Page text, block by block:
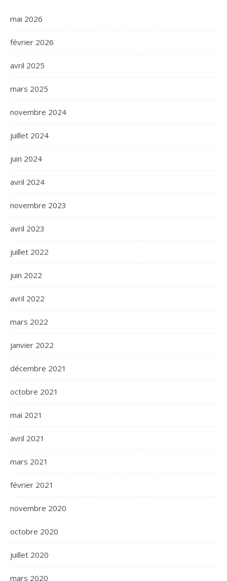
mai 2026
février 2026
avril 2025
mars 2025
novembre 2024
juillet 2024
juin 2024
avril 2024
novembre 2023
avril 2023
juillet 2022
juin 2022
avril 2022
mars 2022
janvier 2022
décembre 2021
octobre 2021
mai 2021
avril 2021
mars 2021
février 2021
novembre 2020
octobre 2020
juillet 2020
mars 2020